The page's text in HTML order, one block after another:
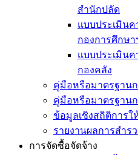
สำนักปลัด
แบบประเมิน
กองการศึกษา
แบบประเมิน
กองคลัง
คู่มือหรือมาตรฐาน
คู่มือหรือมาตรฐาน
ข้อมูลเชิงสถิติการใ
รายงานผลการสำร
การจัดซื้อจัดจ้าง